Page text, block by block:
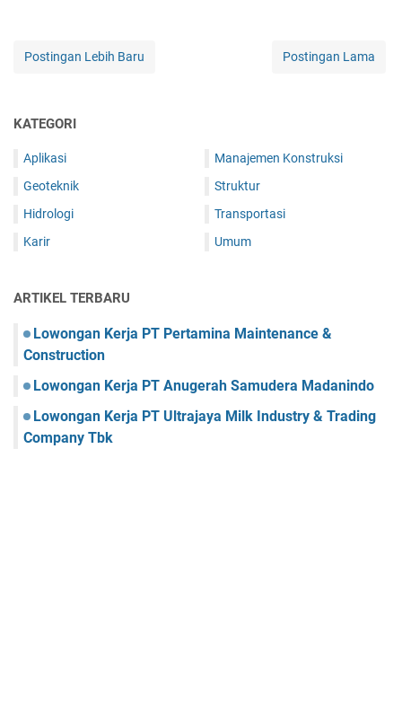
Postingan Lebih Baru Postingan Lama
KATEGORI
Aplikasi
Geoteknik
Hidrologi
Karir
Manajemen Konstruksi
Struktur
Transportasi
Umum
ARTIKEL TERBARU
Lowongan Kerja PT Pertamina Maintenance &
Construction
Lowongan Kerja PT Anugerah Samudera Madanindo
Lowongan Kerja PT Ultrajaya Milk Industry & Trading
Company Tbk